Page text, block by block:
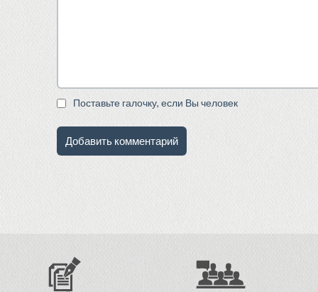
Поставьте галочку, если Вы человек